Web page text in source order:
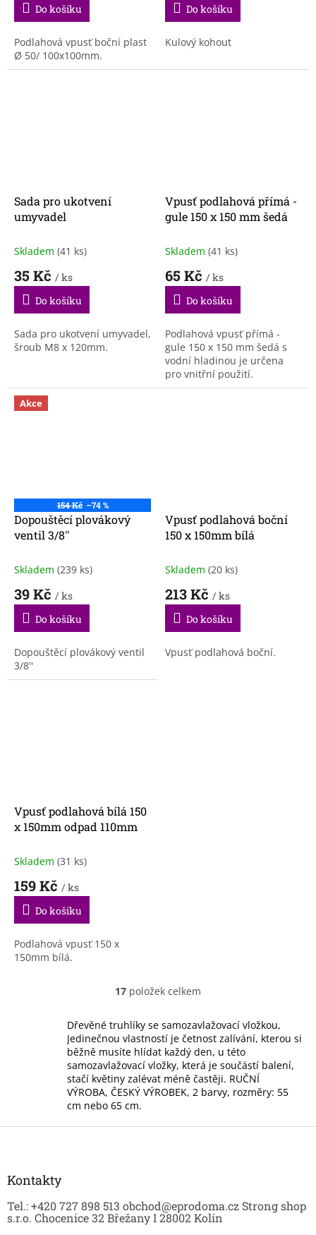
Do košíku
Podlahová vpusť boční plast
Ø 50/ 100x100mm.
Do košíku
Kulový kohout
Sada pro ukotvení
umyvadel
Skladem (41 ks)
35 Kč / ks
Do košíku
Sada pro ukotvení umyvadel,
šroub M8 x 120mm.
Vpusť podlahová přímá -
gule 150 x 150 mm šedá
Skladem (41 ks)
65 Kč / ks
Do košíku
Podlahová vpusť přímá -
gule 150 x 150 mm šedá s
vodní hladinou je určena
pro vnitřní použití.
Akce
154 Kč –74 %
Dopouštěcí plovákový
ventil 3/8''
Skladem (239 ks)
39 Kč / ks
Do košíku
Dopouštěcí plovákový ventil
3/8''
Vpusť podlahová boční
150 x 150mm bílá
Skladem (20 ks)
213 Kč / ks
Do košíku
Vpusť podlahová boční.
Vpusť podlahová bílá 150
x 150mm odpad 110mm
Skladem (31 ks)
159 Kč / ks
Do košíku
Podlahová vpusť 150 x
150mm bílá.
O
l
á
d
a
c
í
v
p
i
s
17 položek celkem
Dřevěné truhlíky se samozavlažovací vložkou,
Jedinečnou vlastností je četnost zalívání, kterou si
běžně musíte hlídat každý den, u této
samozavlažovací vložky, která je součástí balení,
stačí květiny zalévat méně častěji. RUČNÍ
VÝROBA, ČESKÝ VÝROBEK, 2 barvy, rozměry: 55
cm nebo 65 cm.
Z
Kontakty
Tel.: +420 727 898 513 obchod@eprodoma.cz Strong shop
s.r.o. Chocenice 32 Břežany I 28002 Kolín